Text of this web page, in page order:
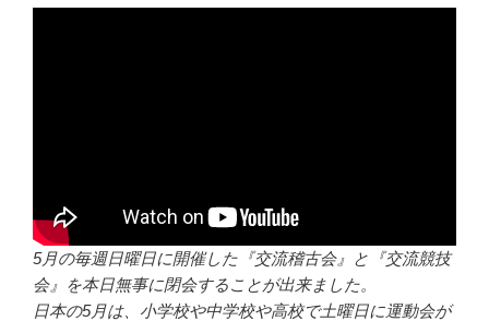
5月の毎週日曜日に開催した『交流稽古会』と『交流競技
会』を本日無事に閉会することが出来ました。
日本の5月は、小学校や中学校や高校で土曜日に運動会が